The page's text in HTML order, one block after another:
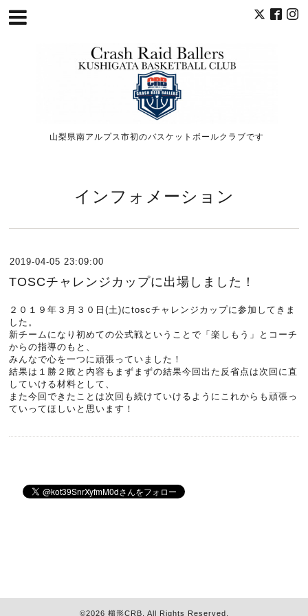
山梨県南アルプス市初のバスケットボールクラブです
インフォメーション
2019-04-05 23:09:00
TOSCチャレンジカップに出場しました！
２０１９年３月３０日(土)にtoscチャレンジカップに参加してきま
した。
新チームになり初めての公式戦ということで「楽しもう」とコーチ
からの指導のもと、
みんなで心を一つに頑張っていました！
結果は１勝２敗と内容もまずまずの結果今回出た反省点は次回に直
していける材料として、
また今回できたことは次回も続けていけるようにこれからも頑張っ
ていってほしいと思います！
©2026 櫛形CRB . All Rights Reserved.